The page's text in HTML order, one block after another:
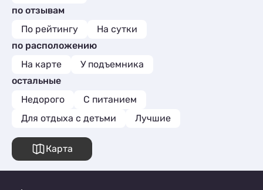
по отзывам
По рейтингу
На сутки
по расположению
На карте
У подъемника
остальные
Недорого
С питанием
Для отдыха с детьми
Лучшие
Карта